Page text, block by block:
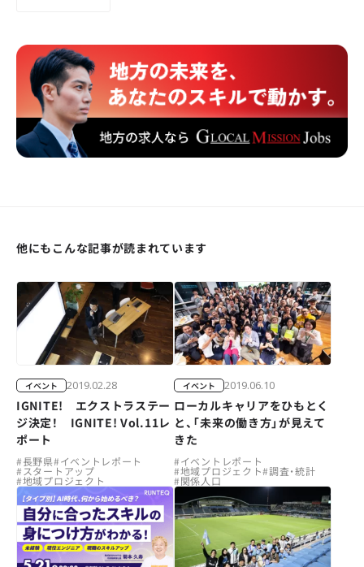
他にもこんな記事が読まれています
イベント 2019.02.28
IGNITE! エクストラステー
ジ決定！ IGNITE! Vol.11レ
ポート
#長野県#イベントレポート
#スタートアップ
#地域プロジェクト
イベント 2019.06.10
ローカルキャリアをひもとく
と、「未来の働き方」が見えて
きた
#イベントレポート
#地域プロジェクト#調査・統計
#関係人口